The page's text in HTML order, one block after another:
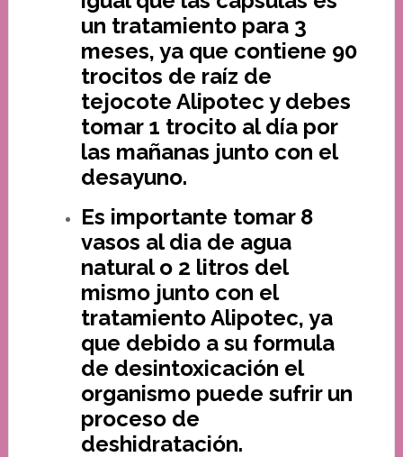
un tratamiento para 3
meses, ya que contiene 90
trocitos de raíz de
tejocote Alipotec y debes
tomar 1 trocito al día por
las mañanas junto con el
desayuno.
Es importante tomar 8
vasos al dia de agua
natural o 2 litros del
mismo junto con el
tratamiento Alipotec, ya
que debido a su formula
de desintoxicación el
organismo puede sufrir un
proceso de
deshidratación.